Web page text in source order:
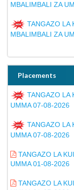
MBALIMBALI ZA
TANGAZO LA
MBALIMBALI ZA
Placements
TANGAZO LA
UMMA 07-08-2026
TANGAZO LA
UMMA 07-08-2026
TANGAZO LA
UMMA 01-08-2026
TANGAZO LA